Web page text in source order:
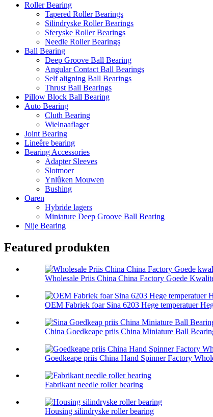
Roller Bearing
Tapered Roller Bearings
Silindryske Roller Bearings
Sferyske Roller Bearings
Needle Roller Bearings
Ball Bearing
Deep Groove Ball Bearing
Angular Contact Ball Bearings
Self aligning Ball Bearings
Thrust Ball Bearings
Pillow Block Ball Bearing
Auto Bearing
Cluth Bearing
Wielnaaflager
Joint Bearing
Lineêre bearing
Bearing Accessories
Adapter Sleeves
Slotmoer
Ynlûken Mouwen
Bushing
Oaren
Hybride lagers
Miniature Deep Groove Ball Bearing
Nije Bearing
Featured produkten
Wholesale Priis China China Factory Goede
OEM Fabriek foar Sina 6203 Hege temperatuer
China Goedkeape priis China Miniature Ball
Goedkeape priis China Hand Spinner Factory
Fabrikant needle roller bearing
Housing silindryske roller bearing